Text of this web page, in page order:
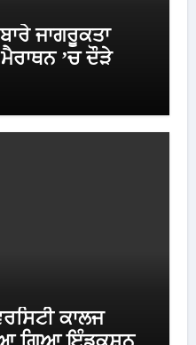
ਜਾਗਰੂਕਤਾ
’ਚ ਦੌੜੇ
ਕਾਲਜ